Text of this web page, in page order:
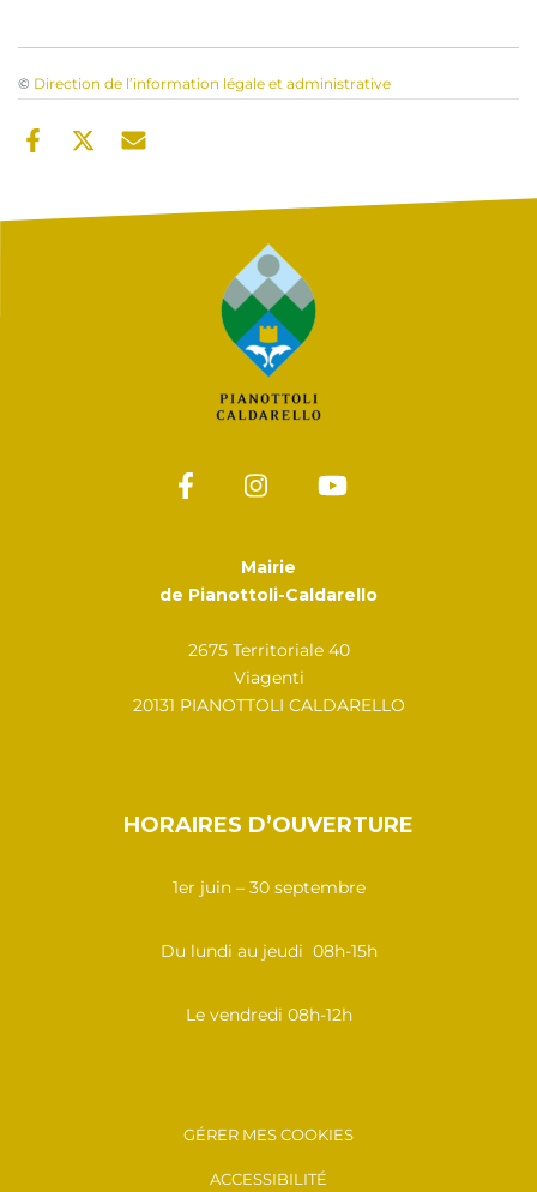
© Direction de l’information légale et administrative
Mairie
de Pianottoli-Caldarello
2675 Territoriale 40
Viagenti
20131 PIANOTTOLI CALDARELLO
HORAIRES D’OUVERTURE
1er juin – 30 septembre
Du lundi au jeudi 08h-15h
Le vendredi 08h-12h
GÉRER MES COOKIES
ACCESSIBILITÉ